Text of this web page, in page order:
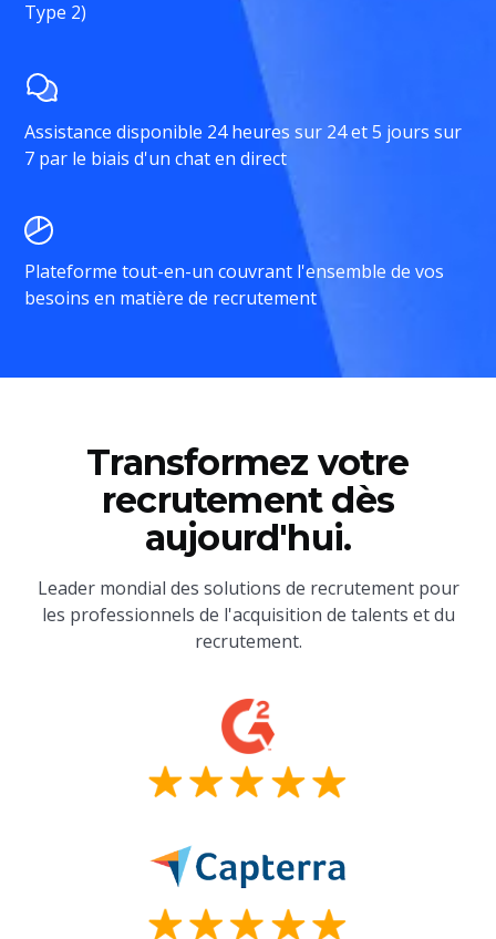
Type 2)
Assistance disponible 24 heures sur 24 et 5 jours sur
7 par le biais d'un chat en direct
Plateforme tout-en-un couvrant l'ensemble de vos
besoins en matière de recrutement
Transformez votre
recrutement dès
aujourd'hui.
Leader mondial des solutions de recrutement pour
les professionnels de l'acquisition de talents et du
recrutement.